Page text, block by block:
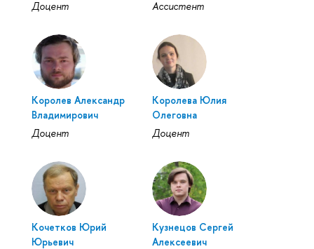
Доцент
Ассистент
Королев Александр
Владимирович
Доцент
Королева Юлия
Олеговна
Доцент
Кочетков Юрий
Юрьевич
Кузнецов Сергей
Алексеевич